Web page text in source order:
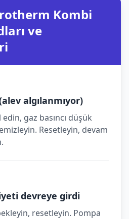
Kombi
ve
algılanmıyor)
gaz basıncı düşük
Resetleyin, devam
devreye girdi
resetleyin. Pompa